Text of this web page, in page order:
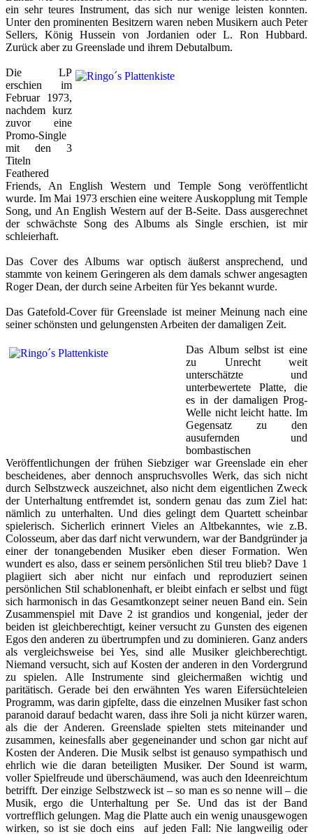
ein sehr teures Instrument, das sich nur wenige leisten konnten.
Unter den prominenten Besitzern waren neben Musikern auch Peter
Sellers, König Hussein von Jordanien oder L. Ron Hubbard.
Zurück aber zu Greenslade und ihrem Debutalbum.
Die LP
erschien im
Februar 1973,
nachdem kurz
zuvor eine
Promo-Single
mit den 3
Titeln
Feathered
Friends, An English Western und Temple Song veröffentlicht
wurde. Im Mai 1973 erschien eine weitere Auskopplung mit Temple
Song, und An English Western auf der B-Seite. Dass ausgerechnet
der schwächste Song des Albums als Single erschien, ist mir
schleierhaft.
Das Cover des Albums war optisch äußerst ansprechend, und
stammte von keinem Geringeren als dem damals schwer angesagten
Roger Dean, der durch seine Arbeiten für Yes bekannt wurde.
Das Gatefold-Cover für Greenslade ist meiner Meinung nach eine
seiner schönsten und gelungensten Arbeiten der damaligen Zeit.
Das Album selbst ist eine
zu Unrecht weit
unterschätzte und
unterbewertete Platte, die
es in der damaligen Prog-
Welle nicht leicht hatte. Im
Gegensatz zu den
ausufernden und
bombastischen
Veröffentlichungen der frühen Siebziger war Greenslade ein eher
bescheidenes, aber dennoch anspruchsvolles Werk, das sich nicht
durch Selbstzweck auszeichnet, also nicht dem eigentlichen Zweck
der Unterhaltung entfremdet ist, sondern genau das zum Ziel hat:
nämlich zu unterhalten. Und dies gelingt dem Quartett scheinbar
spielerisch. Sicherlich erinnert Vieles an Altbekanntes, wie z.B.
Colosseum, aber das darf nicht verwundern, war der Bandgründer ja
einer der tonangebenden Musiker eben dieser Formation. Wen
wundert es also, dass er seinem persönlichen Stil treu blieb? Dave 1
plagiiert sich aber nicht nur einfach und reproduziert seinen
persönlichen Stil schablonenhaft, er bleibt einfach er selbst und fügt
sich harmonisch in das Gesamtkonzept seiner neuen Band ein. Sein
Zusammenspiel mit Dave 2 ist grandios und kongenial, jeder der
beiden ist gleichberechtigt, keiner versucht zu Gunsten des eigenen
Egos den anderen zu übertrumpfen und zu dominieren. Ganz anders
als vergleichsweise bei Yes, sind alle Musiker gleichberechtigt.
Niemand versucht, sich auf Kosten der anderen in den Vordergrund
zu spielen. Alle Instrumente sind gleichermaßen wichtig und
paritätisch. Gerade bei den erwähnten Yes waren Eifersüchteleien
Programm, was darin gipfelte, dass die einzelnen Musiker fast schon
paranoid darauf bedacht waren, dass ihre Soli ja nicht kürzer waren,
als die der Anderen. Greenslade spielten stets miteinander und
zusammen, keinesfalls aber gegeneinander und schon gar nicht auf
Kosten der Anderen. Die Musik selbst ist genauso sympathisch und
ehrlich wie die daran beteiligten Musiker. Der Sound ist warm,
voller Spielfreude und überschäumend, was auch den Ideenreichtum
betrifft. Der einzige Selbstzweck ist – so man es so nenne will – die
Musik, ergo die Unterhaltung per Se. Und das ist der Band
vortrefflich gelungen. Mag die Platte auch ein wenig unausgewogen
wirken, so ist sie doch eins auf jeden Fall: Nie langweilig oder